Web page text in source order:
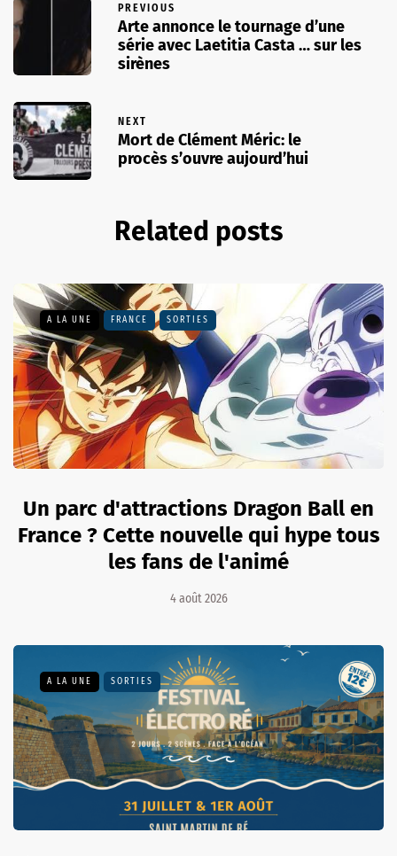
PREVIOUS
Arte annonce le tournage d’une
série avec Laetitia Casta … sur les
sirènes
NEXT
Mort de Clément Méric: le
procès s’ouvre aujourd’hui
Related posts
A LA UNE FRANCE SORTIES
Un parc d'attractions Dragon Ball en
France ? Cette nouvelle qui hype tous
les fans de l'animé
4 août 2026
A LA UNE SORTIES